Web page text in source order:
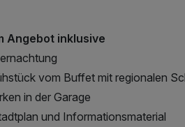
Angebot inklusive
vom Buffet mit regionalen
in der Garage
und Informationsmaterial